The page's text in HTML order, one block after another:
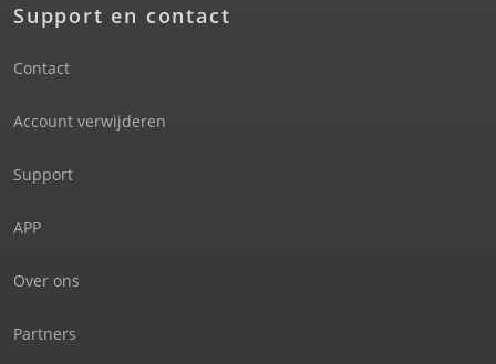
Support en contact
Contact
Account verwijderen
Support
APP
Over ons
Partners